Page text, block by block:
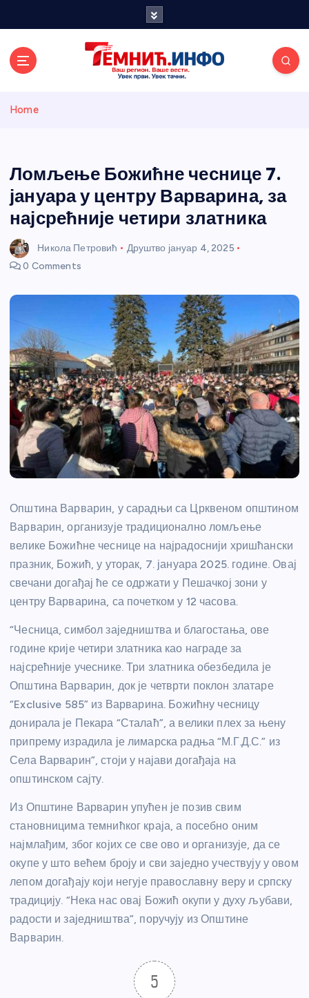
и портал
Home
Ломљење Божићне чеснице 7.
јануара у центру Варварина, за
најсрећније четири златника
Никола Петровић Друштво јануар 4, 2025
0 Comments
Општина Варварин, у сарадњи са Црквеном општином
Варварин, организује традиционално ломљење
велике Божићне чеснице на најрадоснији хришћански
празник, Божић, у уторак, 7. јануара 2025. године. Овај
свечани догађај ће се одржати у Пешачкој зони у
центру Варварина, са почетком у 12 часова.
“Чесница, симбол заједништва и благостања, ове
године крије четири златника као награде за
најсрећније учеснике. Три златника обезбедила је
Општина Варварин, док је четврти поклон златаре
“Exclusive 585” из Варварина. Божићну чесницу
донирала је Пекара “Сталаћ”, а велики плех за њену
припрему израдила је лимарска радња “М.Г.Д.С.” из
Села Варварин”, стоји у најави догађаја на
општинском сајту.
Из Општине Варварин упућен је позив свим
становницима темнићког краја, а посебно оним
најмлађим, због којих се све ово и организује, да се
окупе у што већем броју и сви заједно учествују у овом
лепом догађају који негује православну веру и српску
традицију. “Нека нас овај Божић окупи у духу љубави,
радости и заједништва”, поручују из Општине
Варварин.
5